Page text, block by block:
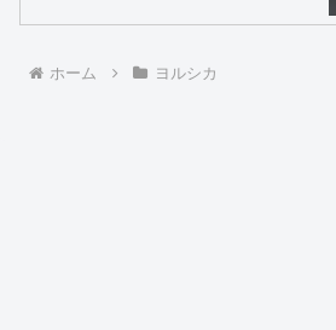
ホーム ヨルシカ